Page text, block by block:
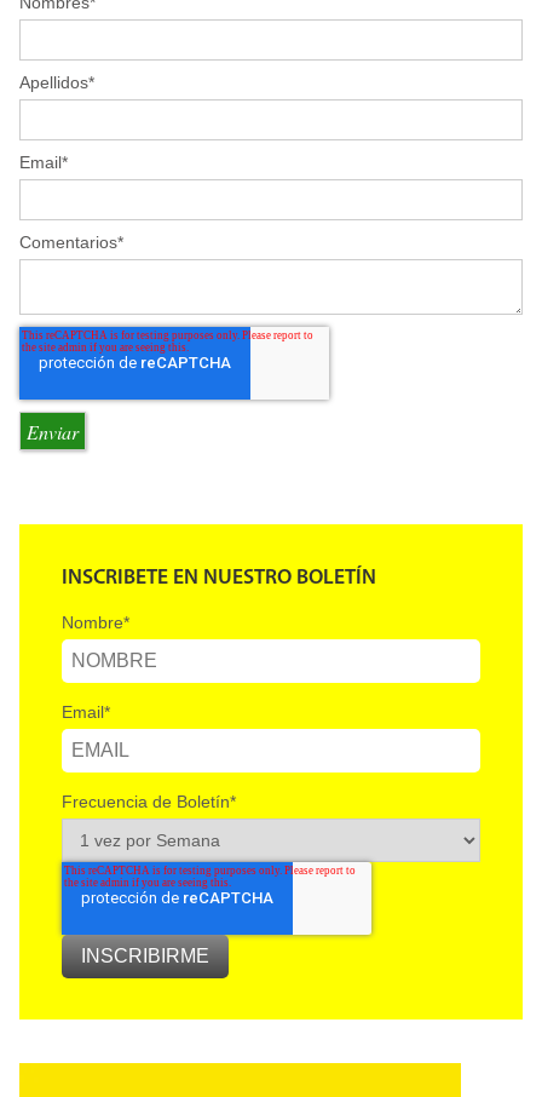
Apellidos*
Email*
Comentarios*
INSCRIBETE EN NUESTRO BOLETÍN
Nombre*
Email*
Frecuencia de Boletín*